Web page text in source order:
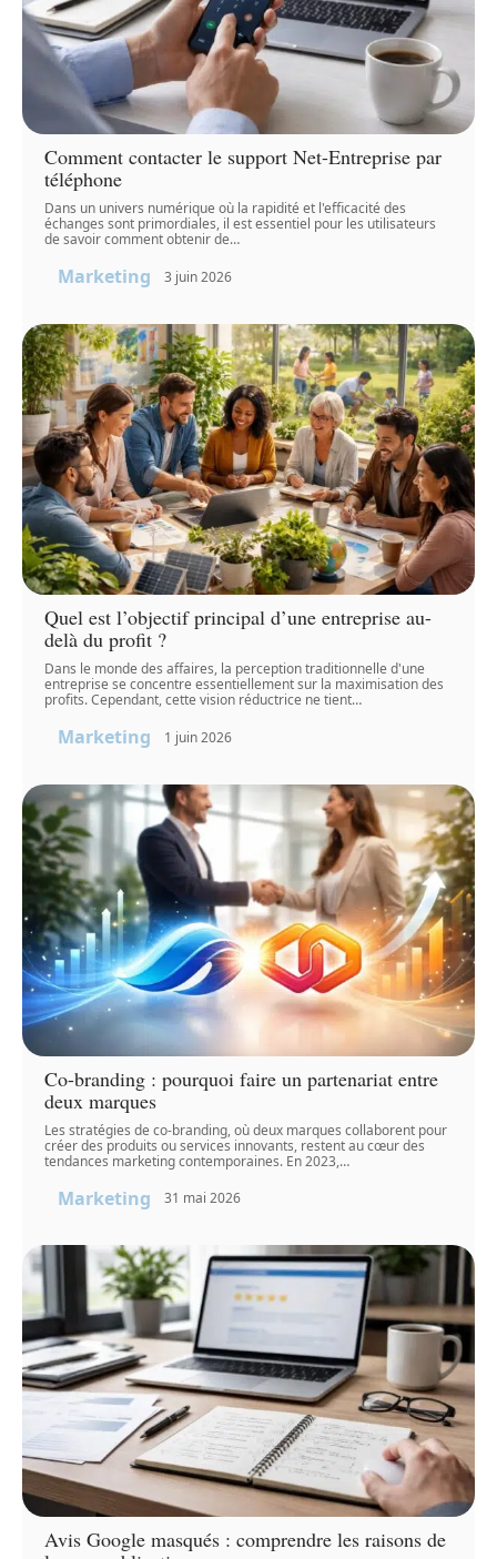
Comment contacter le support Net-Entreprise par
téléphone
Dans un univers numérique où la rapidité et l'efficacité des
échanges sont primordiales, il est essentiel pour les utilisateurs
de savoir comment obtenir de…
Marketing 3 juin 2026
Quel est l’objectif principal d’une entreprise au-
delà du profit ?
Dans le monde des affaires, la perception traditionnelle d'une
entreprise se concentre essentiellement sur la maximisation des
profits. Cependant, cette vision réductrice ne tient…
Marketing 1 juin 2026
Co-branding : pourquoi faire un partenariat entre
deux marques
Les stratégies de co-branding, où deux marques collaborent pour
créer des produits ou services innovants, restent au cœur des
tendances marketing contemporaines. En 2023,…
Marketing 31 mai 2026
Avis Google masqués : comprendre les raisons de